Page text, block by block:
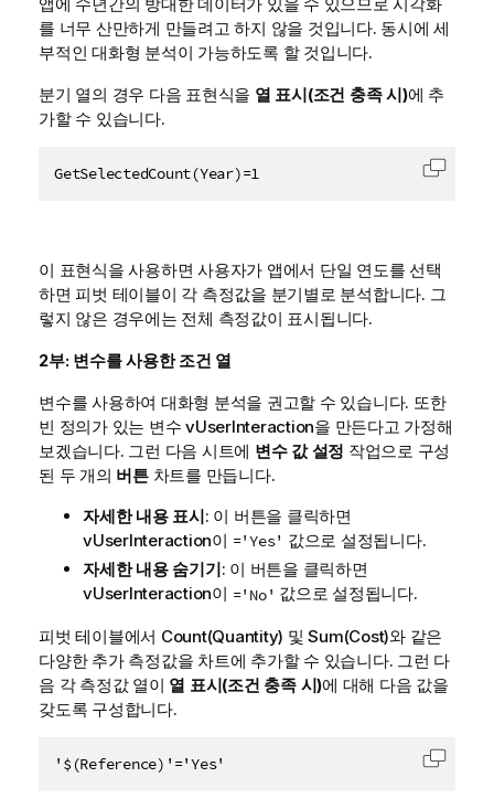
를 너무 산만하게 만들려고 하지 않을 것입니다. 동시에 세
부적인 대화형 분석이 가능하도록 할 것입니다.
분기 열의 경우 다음 표현식을 열 표시(조건 충족 시)에 추
가할 수 있습니다.
GetSelectedCount(Year)=1 클립보
이 표현식을 사용하면 사용자가 앱에서 단일 연도를 선택
하면 피벗 테이블이 각 측정값을 분기별로 분석합니다. 그
렇지 않은 경우에는 전체 측정값이 표시됩니다.
2부: 변수를 사용한 조건 열
변수를 사용하여 대화형 분석을 권고할 수 있습니다. 또한
빈 정의가 있는 변수 vUserInteraction을 만든다고 가정해
보겠습니다. 그런 다음 시트에 변수 값 설정 작업으로 구성
된 두 개의 버튼차트를 만듭니다.
자세한 내용 표시: 이 버튼을 클릭하면
vUserInteraction이 ='Yes' 값으로 설정됩니다.
자세한 내용 숨기기: 이 버튼을 클릭하면
vUserInteraction이 ='No' 값으로 설정됩니다.
피벗 테이블에서 Count(Quantity) 및Sum(Cost)와 같은
다양한 추가 측정값을 차트에 추가할 수 있습니다. 그런 다
음 각 측정값 열이 열 표시(조건 충족 시)에 대해 다음 값을
갖도록 구성합니다.
'$(Reference)'='Yes' 클립보